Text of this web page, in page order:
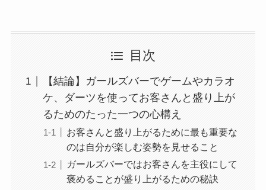
目次
【結論】ガールズバーでゲームやカラオ
ケ、ダーツを使ってお客さんと盛り上が
るためのたった一つの心構え
お客さんと盛り上がるために最も重要な
のは自分が楽しむ姿勢を見せること
ガールズバーではお客さんを主役にして
褒めることが盛り上がるための秘訣